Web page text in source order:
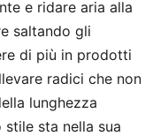
e ridare aria alla
saltando gli
di più in prodotti
radici che non
lunghezza
sta nella sua